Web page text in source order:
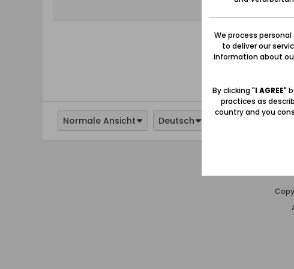
Normale Ansicht Deutsch
We process
to deliver our
information about
By clicking "I AGREE"
practices as
country and you